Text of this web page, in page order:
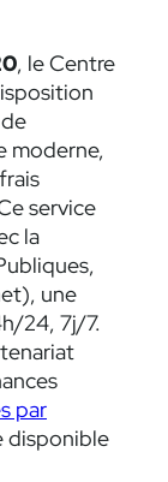
, le Centre
moderne,
service
la
une
24, 7j/7.
par
disponible